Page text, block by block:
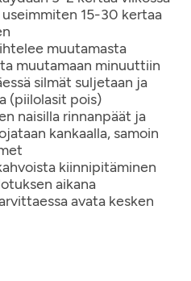
15-30 kertaa
muutamasta
muutamaan minuuttiin
silmät suljetaan ja
(piilolasit pois)
naisilla rinnanpäät ja
kankaalla, samoin
kiinnipitäminen
aikana
avata kesken